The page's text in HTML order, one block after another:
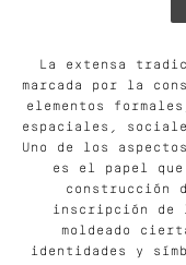
La extensa
marcada por la
elementos
espaciales,
Uno de los
es el papel
construcción
inscripción de
moldeado
identidades y